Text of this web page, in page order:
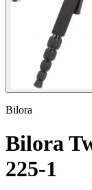
Bilora
Bilora
225-1